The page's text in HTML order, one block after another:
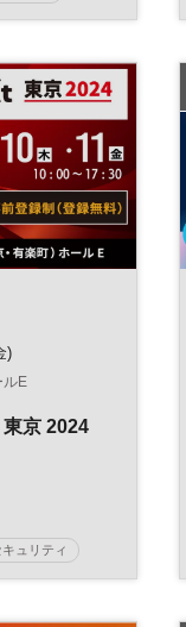
)
ルE
京 2024
キュリティ